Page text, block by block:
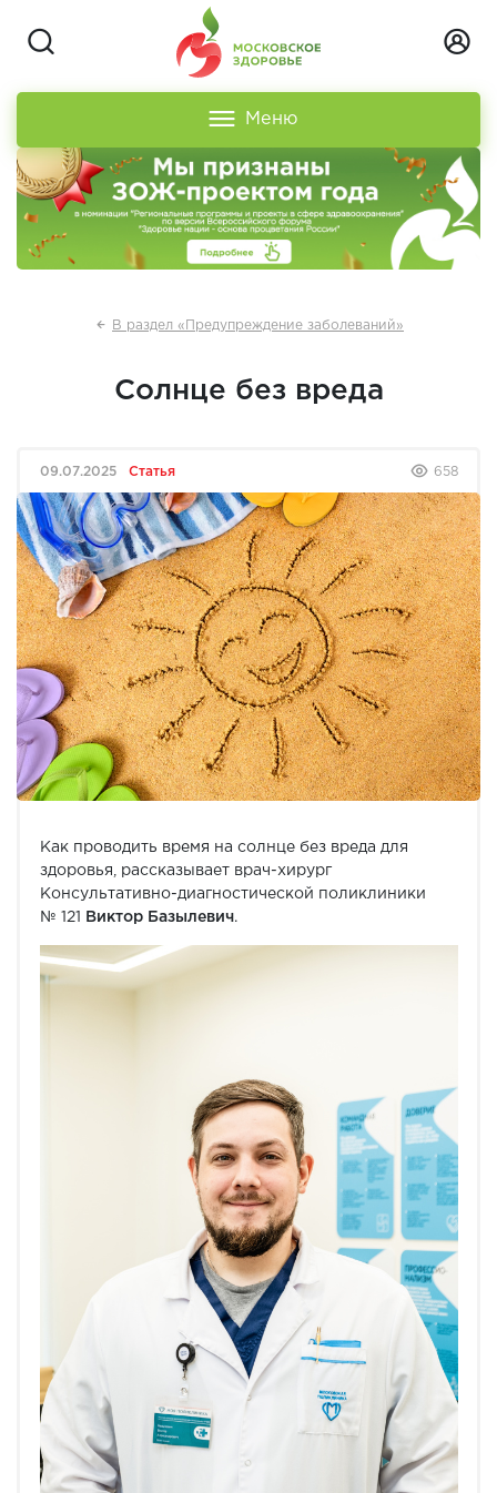
Меню
В раздел «Предупреждение заболеваний»
Солнце без вреда
09.07.2025 Статья 658
Как проводить время на солнце без вреда для
здоровья, рассказывает врач-хирург
Консультативно-диагностической поликлиники
№ 121
Виктор Базылевич.